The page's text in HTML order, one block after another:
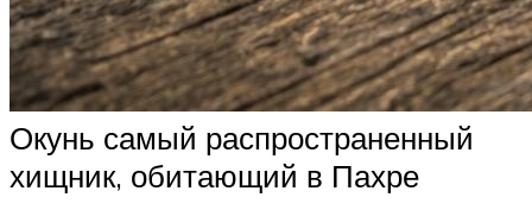
Окунь самый распространенный
хищник, обитающий в Пахре